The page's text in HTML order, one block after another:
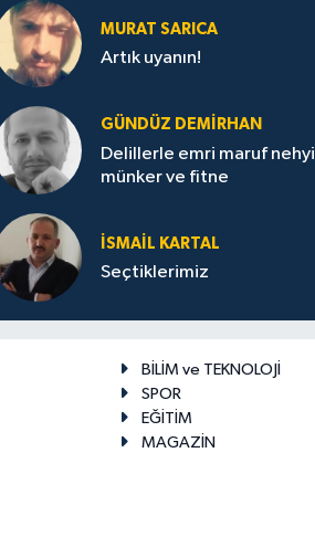
MURAT SARICA
Artık uyanın!
GÜNDÜZ DEMIRHAN
Delillerle emri maruf nehyi
münker ve fitne
İSMAIL KARTAL
Seçtiklerimiz
BİLİM ve TEKNOLOJİ
SPOR
EĞİTİM
MAGAZİN